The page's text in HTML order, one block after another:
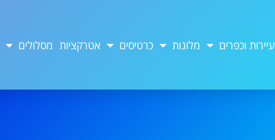
עיירות וכפרים מלונות כרטיסים אטרקציות מסלולים